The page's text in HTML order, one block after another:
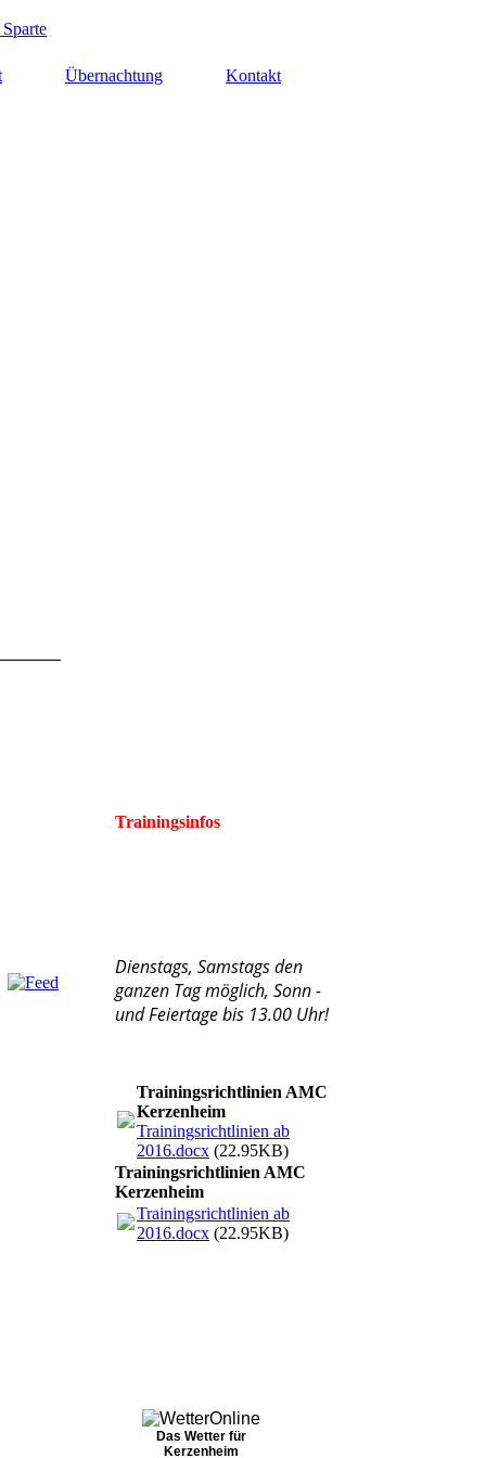
Übernachtung Kontakt
Trainingsinfos
Dienstags, Samstags den
ganzen Tag möglich, Sonn -
und Feiertage bis 13.00 Uhr!
Trainingsrichtlinien AMC
Kerzenheim
Trainingsrichtlinien ab
2016.docx (22.95KB)
Trainingsrichtlinien AMC
Kerzenheim
Trainingsrichtlinien ab
2016.docx (22.95KB)